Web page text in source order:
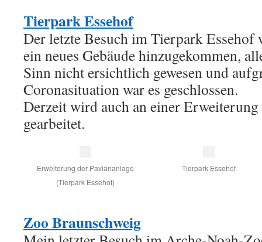
Tierpark Essehof
Der letzte Besuch im Tierpark Essehof
ein neues Gebäude hinzugekommen,
Sinn nicht ersichtlich gewesen und
Coronasituation war es geschlossen.
Derzeit wird auch an einer Erweiterung
gearbeitet.
Erweiterung der Paviananlage
(Tierpark Essehof)
Tierpark Essehof
Zoo Braunschweig